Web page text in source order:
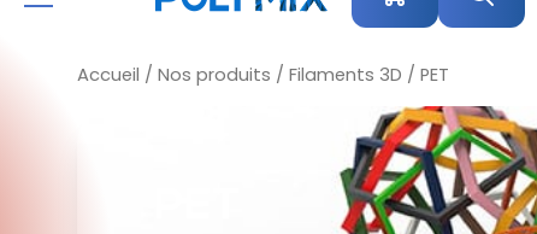
Accueil / Nos produits / Filaments 3D / PET